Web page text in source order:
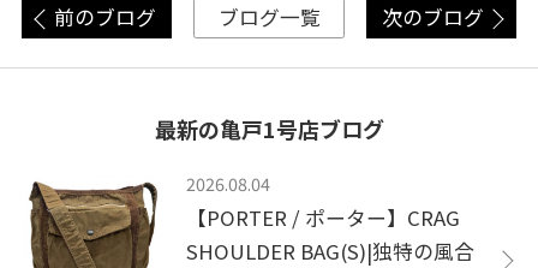
前のブログ ブログ一覧 次のブログ
最新の亀戸1号店ブログ
2026.08.04
【PORTER / ポーター】CRAG
SHOULDER BAG(S)|独特の風合